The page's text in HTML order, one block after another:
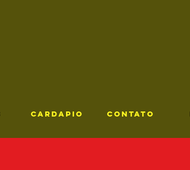
CARDAPIO CONTATO